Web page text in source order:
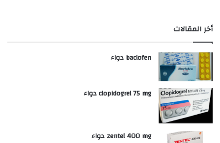
أخر المقالات
baclofen دواء
clopidogrel 75 mg دواء
zentel 400 mg دواء